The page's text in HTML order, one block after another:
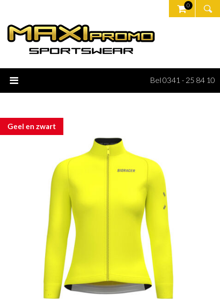
0
Bel 0341 - 25 84 10
Geel en zwart